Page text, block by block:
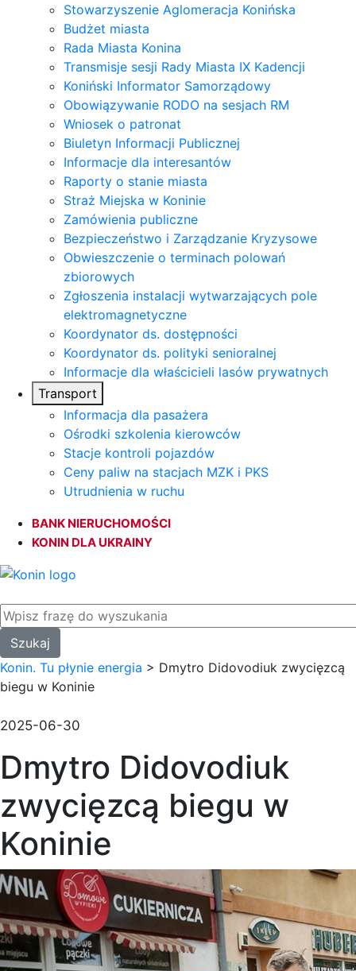
Stowarzyszenie Aglomeracja Konińska
Budżet miasta
Rada Miasta Konina
Transmisje sesji Rady Miasta IX Kadencji
Koniński Informator Samorządowy
Obowiązywanie RODO na sesjach RM
Wniosek o patronat
Biuletyn Informacji Publicznej
Informacje dla interesantów
Raporty o stanie miasta
Straż Miejska w Koninie
Zamówienia publiczne
Bezpieczeństwo i Zarządzanie Kryzysowe
Obwieszczenie o terminach polowań
zbiorowych
Zgłoszenia instalacji wytwarzających pole
elektromagnetyczne
Koordynator ds. dostępności
Koordynator ds. polityki senioralnej
Informacje dla właścicieli lasów prywatnych
Transport
Informacja dla pasażera
Ośrodki szkolenia kierowców
Stacje kontroli pojazdów
Ceny paliw na stacjach MZK i PKS
Utrudnienia w ruchu
BANK NIERUCHOMOŚCI
KONIN DLA UKRAINY
Konin. Tu płynie energia > Dmytro Didovodiuk zwycięzcą
biegu w Koninie
2025-06-30
Dmytro Didovodiuk
zwycięzcą biegu w
Koninie